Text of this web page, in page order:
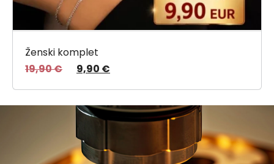
Ženski komplet
19,90€ 9,90 €